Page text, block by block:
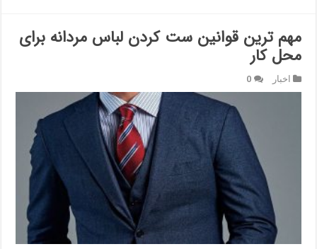
مهم ترین قوانین ست کردن لباس مردانه برای
محل کار
اخبار 0